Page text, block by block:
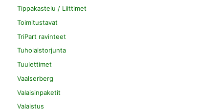
Tippakastelu / Liittimet
Toimitustavat
TriPart ravinteet
Tuholaistorjunta
Tuulettimet
Vaalserberg
Valaisinpaketit
Valaistus